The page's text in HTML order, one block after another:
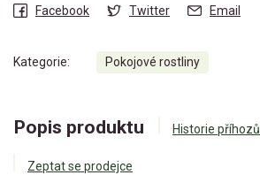
Facebook Twitter Email
Kategorie: Pokojové rostliny
Popis produktu Historie příhozů
Zeptat se prodejce